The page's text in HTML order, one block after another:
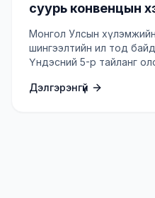
суурь конвенцын
Үндэсний 5-р
ялгарал,
1, 2-р тайлан
Монгол Улсын хүлэмжийн
шингээлтийн ил тод
Үндэсний 5-р тайланг
хүргүүлнэ.
Дэлгэрэнгүй